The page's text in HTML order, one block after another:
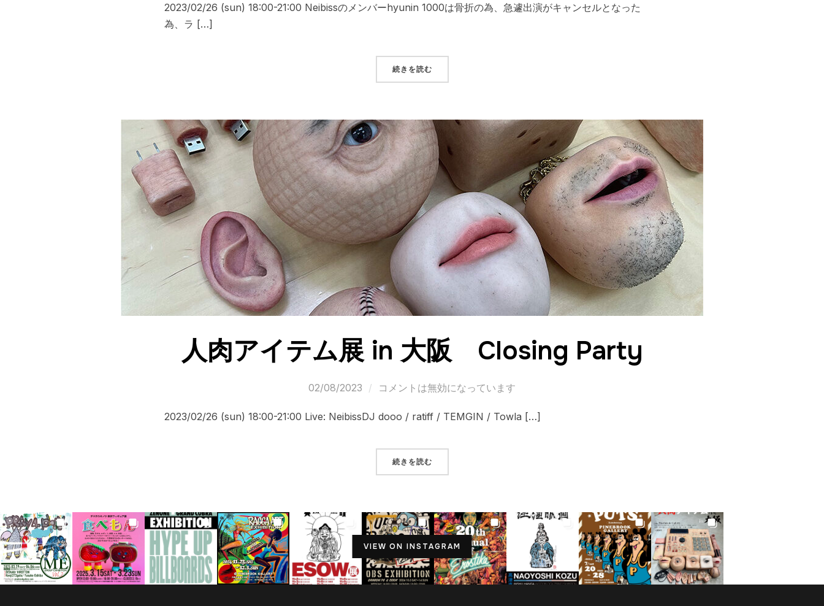
2023/02/26 (sun) 18:00-21:00 Neibissのメンバーhyunin 1000は骨折の為、急遽出演がキャンセルとなった
為、ラ […]
続きを読む
人肉アイテム展 in 大阪 Closing Party
02/08/2023 コメントは無効になっています
2023/02/26 (sun) 18:00-21:00 Live: NeibissDJ dooo / ratiff / TEMGIN / Towla […]
続きを読む
VIEW ON INSTAGRAM